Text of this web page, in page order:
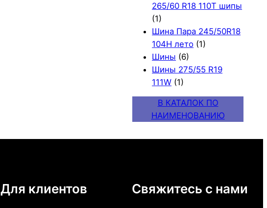
265/60 R18 110T шипы
(1)
Шина Пара 245/50R18
104H лето (1)
Шины (6)
Шины 275/55 R19
111W (1)
В КАТАЛОК ПО
НАИМЕНОВАНИЮ
Для клиентов Свяжитесь с нами